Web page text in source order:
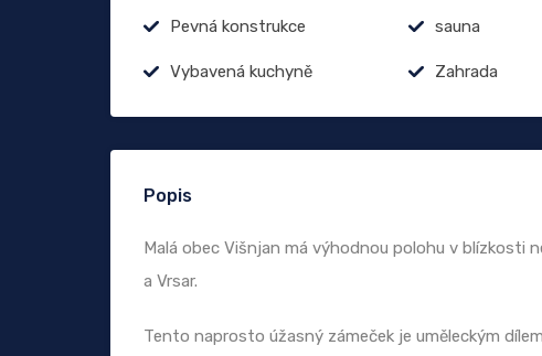
Pevná konstrukce sauna
Vybavená kuchyně Zahrada
Popis
Malá obec Višnjan má výhodnou polohu v blízkosti
a Vrsar.
Tento naprosto úžasný zámeček je uměleckým